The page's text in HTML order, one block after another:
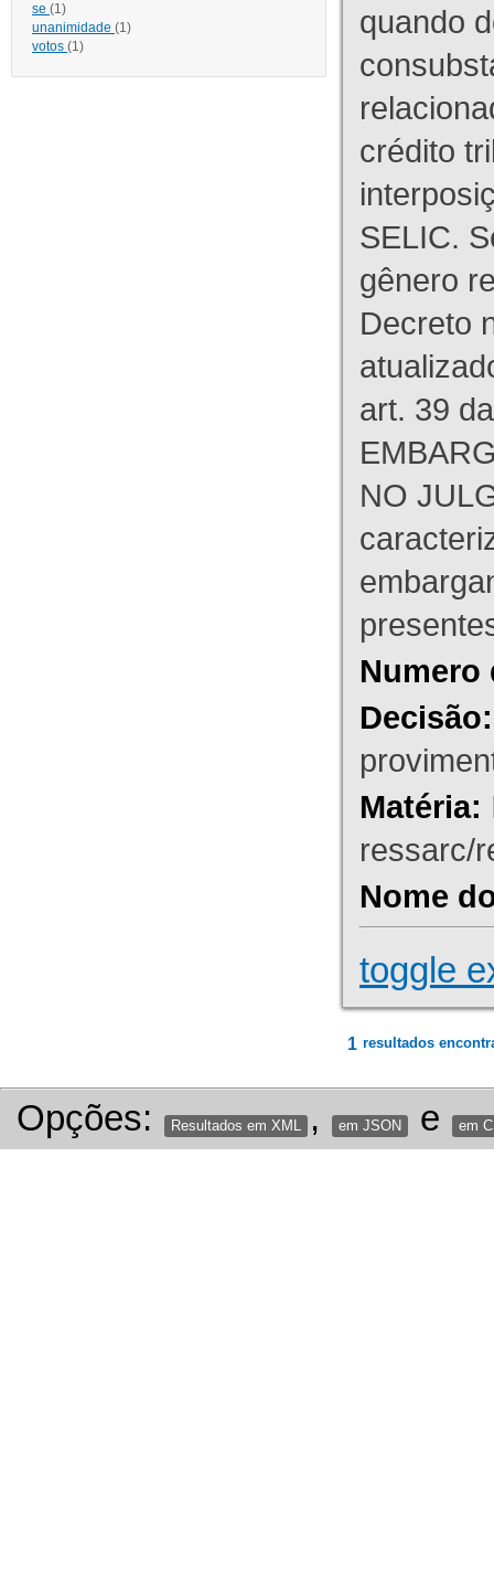
se (1)
unanimidade (1)
votos (1)
quando
crédito
SELIC.
gênero
Decreto
art. 39
NO
Numero
Decisão:
Matéria:
ressarc/
Nome
toggle
1 resultados
Opções: Resultados em XML , em JSON e em